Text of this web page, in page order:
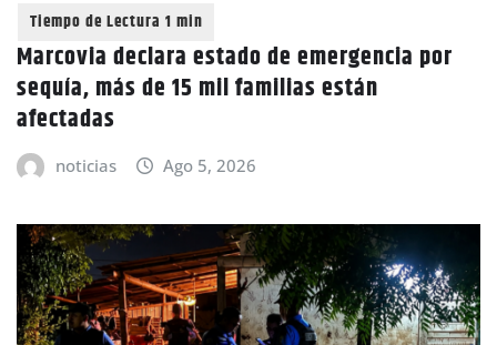
Marcovia declara estado de emergencia por
sequía, más de 15 mil familias están
afectadas
noticias Ago 5, 2026